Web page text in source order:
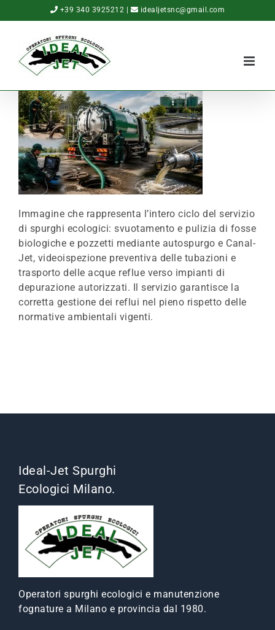
al
contenuto
+39 340 3925212 idealjetsnc@gmail.com
Immagine che rappresenta l’intero ciclo del servizio
di spurghi ecologici: svuotamento e pulizia di fosse
biologiche e pozzetti mediante autospurgo e Canal-
Jet, videoispezione preventiva delle tubazioni e
trasporto delle acque reflue verso impianti di
depurazione autorizzati. Il servizio garantisce la
corretta gestione dei reflui nel pieno rispetto delle
normative ambientali vigenti.
Ideal-Jet Spurghi
Ecologici Milano.
Operatori spurghi ecologici e manutenzione
fognature a Milano e provincia dal 1980.